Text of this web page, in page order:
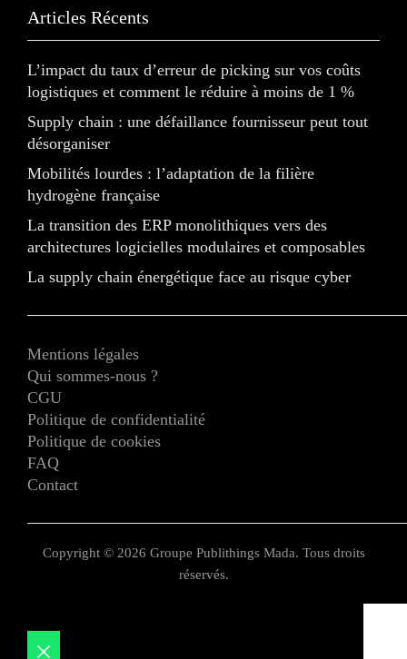
Articles Récents
L’impact du taux d’erreur de picking sur vos coûts
logistiques et comment le réduire à moins de 1 %
Supply chain : une défaillance fournisseur peut tout
désorganiser
Mobilités lourdes : l’adaptation de la filière
hydrogène française
La transition des ERP monolithiques vers des
architectures logicielles modulaires et composables
La supply chain énergétique face au risque cyber
Mentions légales
Qui sommes-nous ?
CGU
Politique de confidentialité
Politique de cookies
FAQ
Contact
Copyright © 2026 Groupe Publithings Mada. Tous droits
réservés.